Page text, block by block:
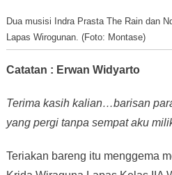
Dua musisi Indra Prasta The Rain dan
Lapas Wirogunan. (Foto: Montase)
Catatan : Erwan Widyarto
Terima kasih kalian…barisan
yang pergi tanpa sempat aku
Teriakan bareng itu menggema